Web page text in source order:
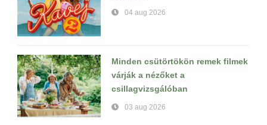
04 aug 2026
Minden csütörtökön remek filmek
várják a nézőket a
csillagvizsgálóban
03 aug 2026